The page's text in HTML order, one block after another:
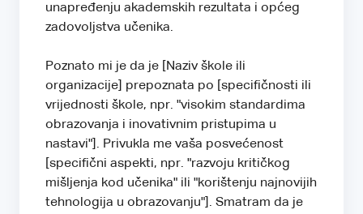
unapređenju akademskih rezultata i općeg
zadovoljstva učenika.
Poznato mi je da je [Naziv škole ili
organizacije] prepoznata po [specifičnosti ili
vrijednosti škole, npr. "visokim standardima
obrazovanja i inovativnim pristupima u
nastavi"]. Privukla me vaša posvećenost
[specifični aspekti, npr. "razvoju kritičkog
mišljenja kod učenika" ili "korištenju najnovijih
tehnologija u obrazovanju"]. Smatram da je